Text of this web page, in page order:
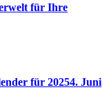
für Ihre
für 20254. Juni